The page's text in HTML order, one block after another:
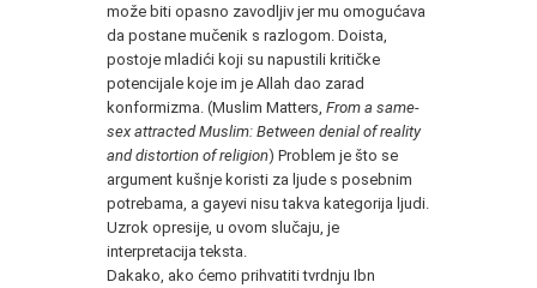
može biti opasno zavodljiv jer mu omogućava
da postane mučenik s razlogom. Doista,
postoje mladići koji su napustili kritičke
potencijale koje im je Allah dao zarad
konformizma. (Muslim Matters, From a same-
sex attracted Muslim: Between denial of reality
and distortion of religion) Problem je što se
argument kušnje koristi za ljude s posebnim
potrebama, a gayevi nisu takva kategorija ljudi.
Uzrok opresije, u ovom slučaju, je
interpretacija teksta.
Dakako, ako ćemo prihvatiti tvrdnju Ibn